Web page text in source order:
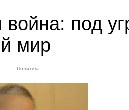
война: под
мир
Политика